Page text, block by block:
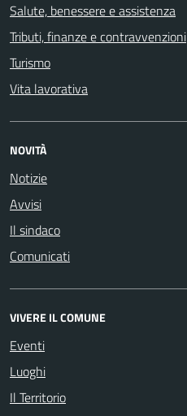
Salute, benessere e assistenza
Tributi, finanze e contravvenzioni
Turismo
Vita lavorativa
NOVITÀ
Notizie
Avvisi
Il sindaco
Comunicati
VIVERE IL COMUNE
Eventi
Luoghi
Il Territorio